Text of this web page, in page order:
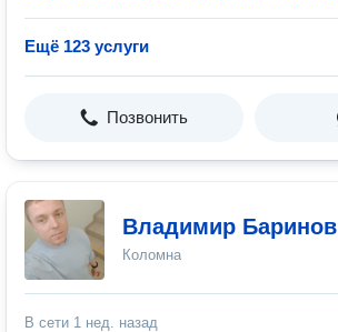
Ещё 123 услуги
Позвонить
Владимир Баринов
Коломна
В сети 1 нед. назад